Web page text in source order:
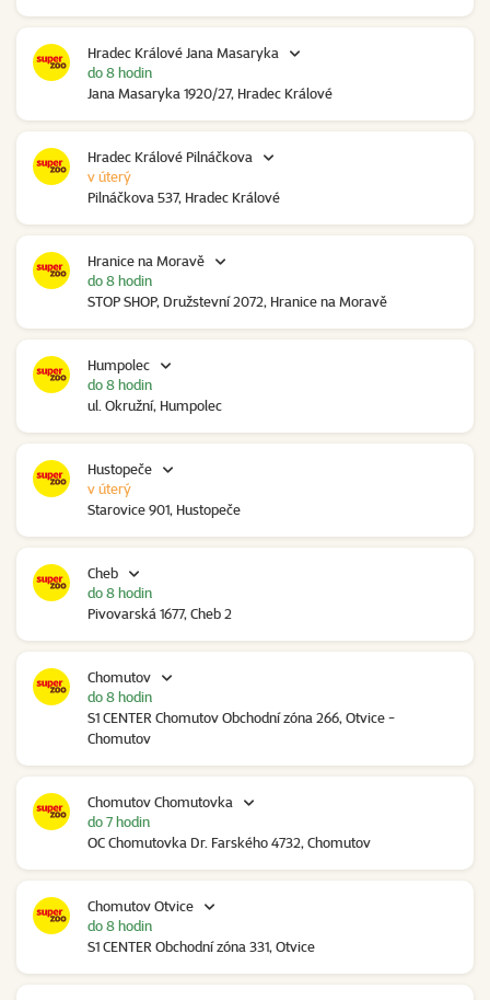
Hradec Králové Jana Masaryka
Jana Masaryka 1920/27, Hradec Králové
do 8 hodin
Hradec Králové Pilnáčkova
Pilnáčkova 537, Hradec Králové
v úterý
Hranice na Moravě
STOP SHOP, Družstevní 2072, Hranice na Moravě
do 8 hodin
Humpolec
ul. Okružní, Humpolec
do 8 hodin
Hustopeče
Starovice 901, Hustopeče
v úterý
Cheb
Pivovarská 1677, Cheb 2
do 8 hodin
Chomutov
S1 CENTER Chomutov Obchodní zóna 266, Otvice -
Chomutov
do 8 hodin
Chomutov Chomutovka
OC Chomutovka Dr. Farského 4732, Chomutov
do 7 hodin
Chomutov Otvice
S1 CENTER Obchodní zóna 331, Otvice
do 8 hodin